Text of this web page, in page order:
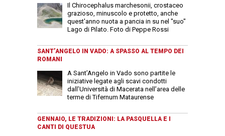
Il Chirocephalus marchesonii, crostaceo
grazioso, minuscolo e protetto, anche
quest'anno nuota a pancia in su nel "suo"
Lago di Pilato. Foto di Peppe Rossi
SANT’ANGELO IN VADO: A SPASSO AL TEMPO DEI
ROMANI
A Sant’Angelo in Vado sono partite le
iniziative legate agli scavi condotti
dall’Università di Macerata nell’area delle
terme di Tifernum Mataurense
GENNAIO, LE TRADIZIONI: LA PASQUELLA E I
CANTI DI QUESTUA